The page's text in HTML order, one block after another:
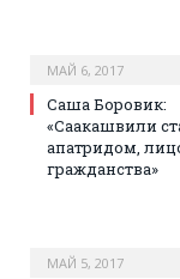
МАЙ 6, 2017
Саша Боровик:
«Саакашвили
апатридом,
гражданства»
МАЙ 5, 2017